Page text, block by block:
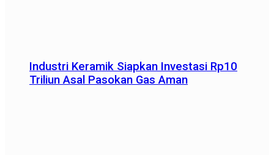
Industri Keramik Siapkan Investasi Rp10
Triliun Asal Pasokan Gas Aman